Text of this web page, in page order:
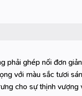
ghép nối đơn
với màu sắc tươi
cho sự thịnh vượng